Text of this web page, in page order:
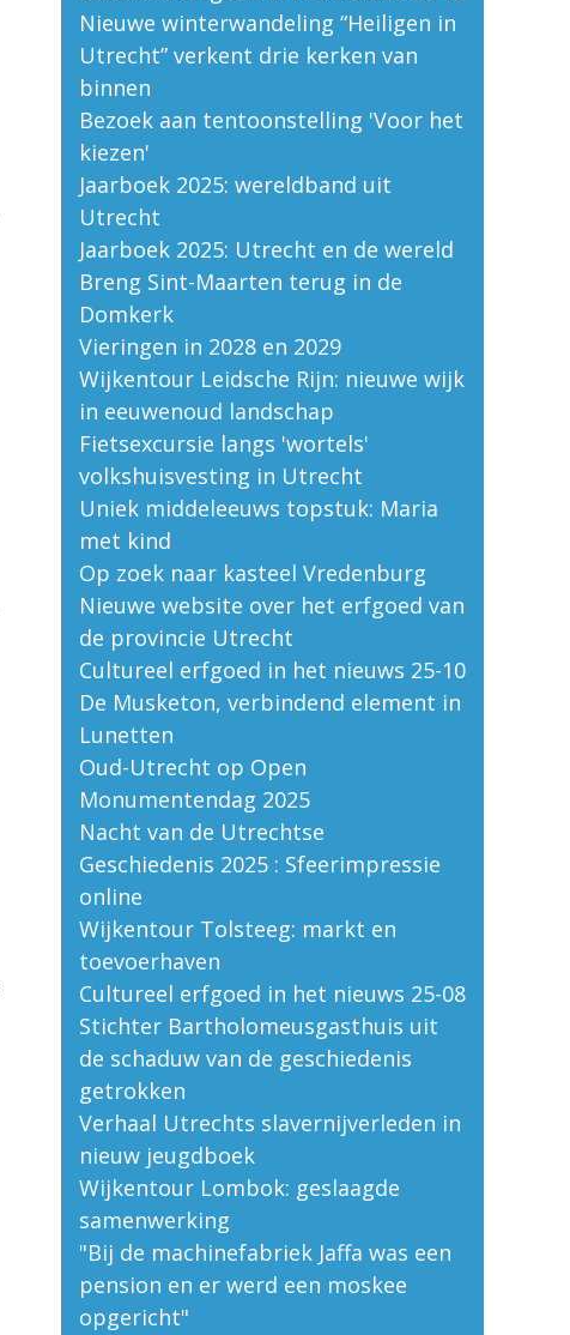
Nieuwe winterwandeling “Heiligen in
Utrecht” verkent drie kerken van
binnen
Bezoek aan tentoonstelling 'Voor het
kiezen'
Jaarboek 2025: wereldband uit
Utrecht
Jaarboek 2025: Utrecht en de wereld
Breng Sint-Maarten terug in de
Domkerk
Vieringen in 2028 en 2029
Wijkentour Leidsche Rijn: nieuwe wijk
in eeuwenoud landschap
Fietsexcursie langs 'wortels'
volkshuisvesting in Utrecht
Uniek middeleeuws topstuk: Maria
met kind
Op zoek naar kasteel Vredenburg
Nieuwe website over het erfgoed van
de provincie Utrecht
Cultureel erfgoed in het nieuws 25-10
De Musketon, verbindend element in
Lunetten
Oud-Utrecht op Open
Monumentendag 2025
Nacht van de Utrechtse
Geschiedenis 2025 : Sfeerimpressie
online
Wijkentour Tolsteeg: markt en
toevoerhaven
Cultureel erfgoed in het nieuws 25-08
Stichter Bartholomeusgasthuis uit
de schaduw van de geschiedenis
getrokken
Verhaal Utrechts slavernijverleden in
nieuw jeugdboek
Wijkentour Lombok: geslaagde
samenwerking
"Bij de machinefabriek Jaffa was een
pension en er werd een moskee
opgericht"